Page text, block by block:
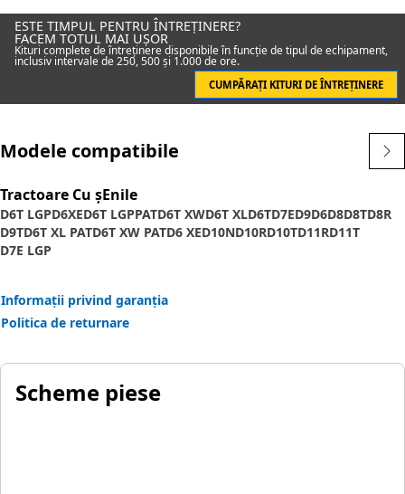
ESTE TIMPUL PENTRU ÎNTREȚINERE?
FACEM TOTUL MAI UȘOR
Kituri complete de întreținere disponibile în funcție de tipul de echipament,
inclusiv intervale de 250, 500 și 1.000 de ore.
CUMPĂRAȚI KITURI DE ÎNTREȚINERE
Modele compatibile
Tractoare Cu șEnile
D6T LGPD6XED6T LGPPATD6T XWD6T XLD6TD7ED9D6D8D8TD8R
D9TD6T XL PATD6T XW PATD6 XED10ND10RD10TD11RD11T
D7E LGP
Informații privind garanția
Politica de returnare
Scheme piese